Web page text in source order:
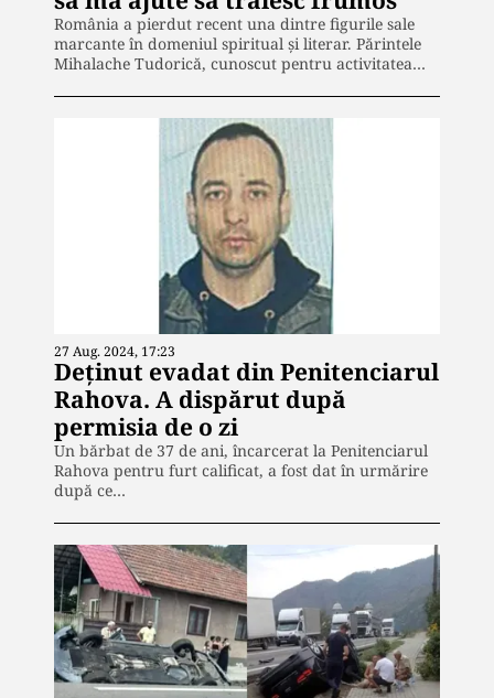
România a pierdut recent una dintre figurile sale
marcante în domeniul spiritual și literar. Părintele
Mihalache Tudorică, cunoscut pentru activitatea…
27 Aug. 2024, 17:23
Deținut evadat din Penitenciarul
Rahova. A dispărut după
permisia de o zi
Un bărbat de 37 de ani, încarcerat la Penitenciarul
Rahova pentru furt calificat, a fost dat în urmărire
după ce…